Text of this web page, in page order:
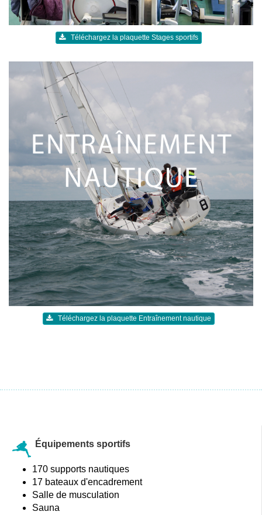
Téléchargez la plaquette Stages sportifs
Téléchargez la plaquette Entraînement nautique
Équipements sportifs
170 supports nautiques
17 bateaux d'encadrement
Salle de musculation
Sauna